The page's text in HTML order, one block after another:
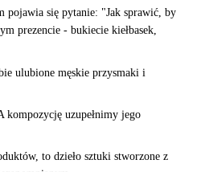
pojawia się pytanie: "Jak sprawić, by
prezencie - bukiecie kiełbasek,
ulubione męskie przysmaki i
kompozycję uzupełnimy jego
to dzieło sztuki stworzone z